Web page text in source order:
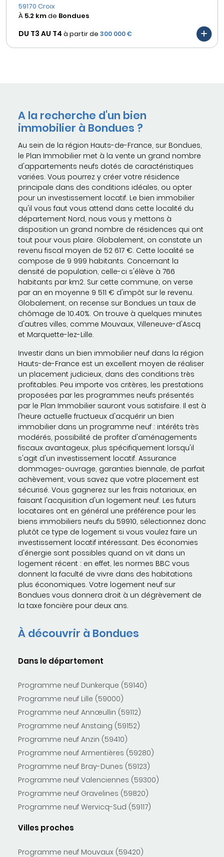
59170 Croix
À 5.2 kmde Bondues
DU T3 AU T4 à partir de 300 000 €
A la recherche d'un bien
immobilier à Bondues ?
Au sein de la région Hauts-de-France, sur Bondues,
le Plan Immobilier met à la vente un grand nombre
d'appartements neufs dotés de caractéristiques
variées. Vous pourrez y créer votre résidence
principale dans des conditions idéales, ou opter
pour un investissement locatif. Le bien immobilier
qu'il vous faut vous attend dans cette localité du
département Nord, nous vous y mettons à
disposition un grand nombre de résidences qui ont
tout pour vous plaire. Globalement, on constate un
revenu fiscal moyen de 52 617 €. Cette localité se
compose de 9 999 habitants. Concernant la
densité de population, celle-ci s'élève à 766
habitants par km2. Sur cette commune, on verse
par an en moyenne 9 511 € d'impôt sur le revenu.
Globalement, on recense sur Bondues un taux de
chômage de 10.40%. On trouve à quelques minutes
d'autres villes, comme Mouvaux, Villeneuve-d'Ascq
et Marquette-lez-Lille.
Investir dans un bien immobilier neuf dans la région
Hauts-de-France est un excellent moyen de réaliser
un placement judicieux, dans des conditions très
profitables. Peu importe vos critères, les prestations
proposées par les programmes neufs présentés
par le Plan Immobilier sauront vous satisfaire. Il est à
l'heure actuelle fructueux d'acquérir un bien
immobilier dans un programme neuf : intérêts très
modérés, possibilité de profiter d'aménagements
fiscaux avantageux, plus spécifiquement lorsqu'il
s'agit d'un investissement locatif. Assurance
dommages-ouvrage, garanties biennale, de parfait
achèvement, vous savez que votre placement est
sécurisé. Vous gagnerez sur les frais notariaux, en
faisant l'acquisition d'un logement neuf. Les futurs
locataires ont en général une préférence pour les
biens immobiliers neufs du 59910, sélectionnez donc
plutôt ce type de logement si vous voulez faire un
investissement locatif intéressant. Des économies
d'énergie sont possibles quand on vit dans un
logement récent : en effet, les normes BBC vous
donnent la faculté de vivre dans des habitations
plus économiques. Votre logement neuf sur
Bondues vous donnera droit à un dégrèvement de
la taxe foncière pour deux ans.
À découvrir à Bondues
Dans le département
Programme neuf Dunkerque (59140)
Programme neuf Lille (59000)
Programme neuf Annœullin (59112)
Programme neuf Anstaing (59152)
Programme neuf Anzin (59410)
Programme neuf Armentières (59280)
Programme neuf Bray-Dunes (59123)
Programme neuf Valenciennes (59300)
Programme neuf Gravelines (59820)
Programme neuf Wervicq-Sud (59117)
Villes proches
Programme neuf Mouvaux (59420)